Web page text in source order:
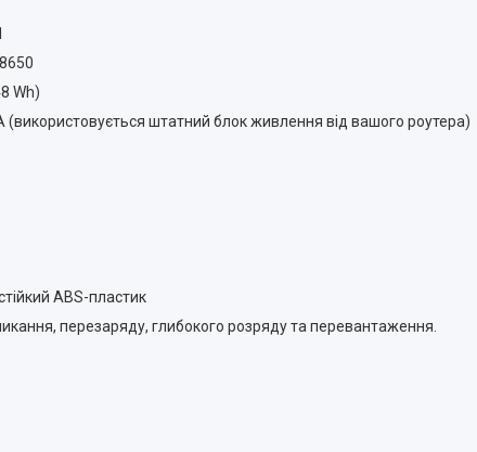
Wh)
(використовується штатний блок живлення від вашого роутера)
ABS-пластик
перезаряду, глибокого розряду та перевантаження.